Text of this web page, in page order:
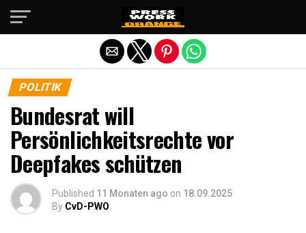
POLITIK
Bundesrat will
Persönlichkeitsrechte vor
Deepfakes schützen
Published 11 Monaten ago on 18.09.2025
By CvD-PWO
Die mobile Version verlassen